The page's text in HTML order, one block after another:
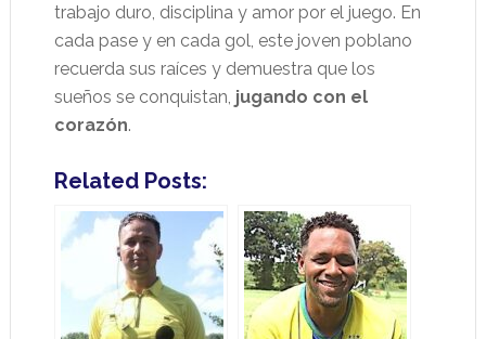
trabajo duro, disciplina y amor por el juego. En
cada pase y en cada gol, este joven poblano
recuerda sus raíces y demuestra que los
sueños se conquistan, jugando con el
corazón.
Related Posts: